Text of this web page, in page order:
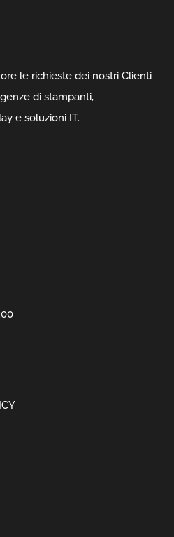
le richieste dei nostri Clienti
di stampanti,
e soluzioni IT.